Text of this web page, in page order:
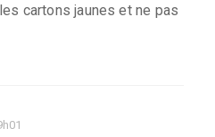
cartons jaunes et ne pas